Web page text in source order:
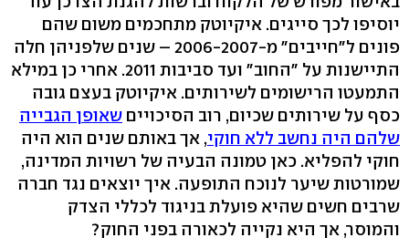
יוסיפו לכך סייגים. איקיוטק מתחכמים משום שהם
פונים ל"חייבים" מ-2006-2007 – שנים שלפניהן חלה
התיישנות על "החוב" ועד סביבות 2011. אחרי כן במילא
התמעטו הרישומים לשירותים. איקיוטק בעצם גובה
כסף על שירותים שכיום, רוב הסיכויים שאופן הגבייה
שלהם היה נחשב ללא חוקי, אך באותם שנים הוא היה
חוקי להפליא. כאן טמונה הבעיה של רשויות המדינה,
שמורטות שיער לנוכח התופעה. איך יוצאים נגד חברה
שרבים חשים שהיא פועלת בניגוד לכללי הצדק
והמוסר, אך היא נקייה לכאורה בפני החוק?